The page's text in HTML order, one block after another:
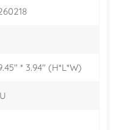
* 3.94" (H*L*W)